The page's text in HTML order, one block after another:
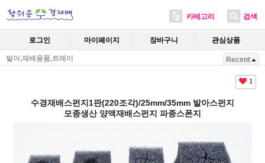
카테고리 검색
로그인 마이페이지 장바구니 관심상품
발아,재배용품,트레이 Recent
1
수경재배스펀지1판(220조각)/25mm/35mm 발아스펀지
모종생산 양액재배스펀지 파종스폰지